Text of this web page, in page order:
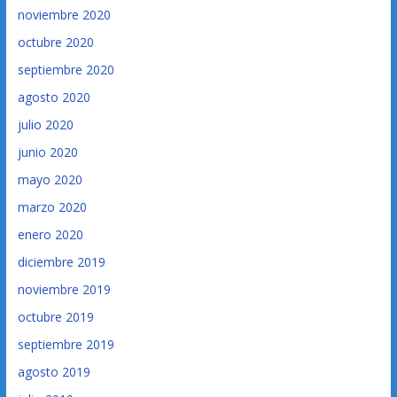
noviembre 2020
octubre 2020
septiembre 2020
agosto 2020
julio 2020
junio 2020
mayo 2020
marzo 2020
enero 2020
diciembre 2019
noviembre 2019
octubre 2019
septiembre 2019
agosto 2019